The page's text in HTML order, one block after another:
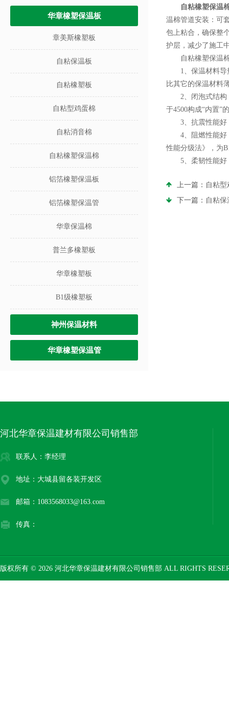
华章橡塑保温板
章美斯橡塑板
自粘保温板
自粘橡塑板
自粘型鸡蛋棉
自粘消音棉
自粘橡塑保温棉
铝箔橡塑保温板
铝箔橡塑保温管
华章保温棉
普兰多橡塑板
华章橡塑板
B1级橡塑板
神州保温材料
华章橡塑保温管
自粘橡塑保温
温棉管道安装：可
包上粘合，确保整
护层，减少了施工
自粘橡塑保温
1、保温材料导热
比其它的保温材料
2、闭泡式结构：
于4500构成“内置”
3、抗震性能好：
4、阻燃性能好：
性能分级法》，为
5、柔韧性能好：
上一篇： 自粘
下一篇： 自粘
河北华章保温建材有限公司销售部
联系人：李经理
地址：大城县留各装开发区
邮箱：1083568033@163.com
传真：
版权所有 © 2026 河北华章保温建材有限公司销售部 ALL RIGHTS